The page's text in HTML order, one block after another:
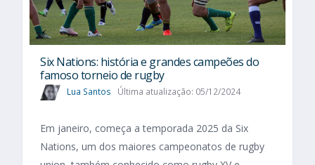
Six Nations​: história e grandes campeões do
famoso torneio de rugby
Lua Santos Última atualização: 05/12/2024
Em janeiro, começa a temporada 2025 da Six
Nations, um dos maiores campeonatos de rugby